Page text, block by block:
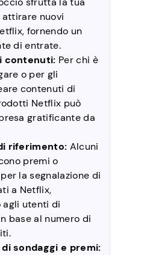
nuovi
fornendo un
di entrate.
contenuti: Per chi è
o per gli
contenuti di
Netflix può
gratificante da
riferimento: Alcuni
premi o
la segnalazione di
a Netflix,
agli utenti di
base al numero di
sondaggi e premi: